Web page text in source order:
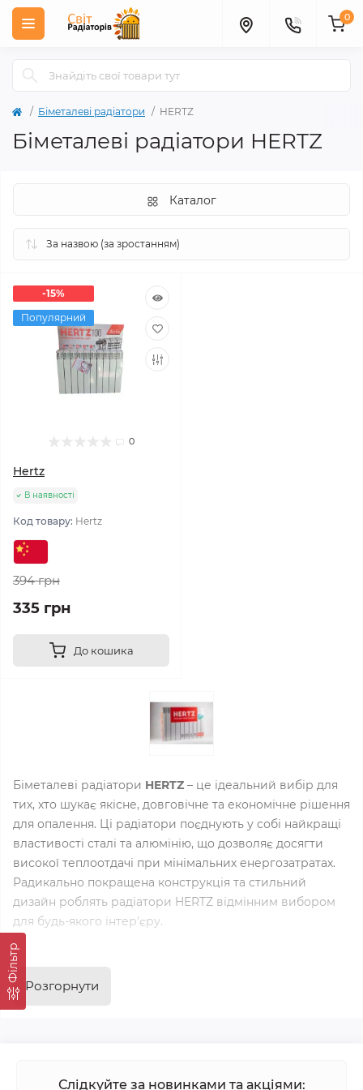
0
Біметалеві радіатори HERTZ
Біметалеві радіатори HERTZ
Фільтр
Каталог
-15%
Популярний
0
Hertz
В наявності
Код товару: Hertz
394 грн
335 грн
До кошика
Біметалеві радіатори HERTZ – це ідеальний вибір для
тих, хто шукає якісне, довговічне та економічне рішення
для опалення. Ці радіатори поєднують у собі найкращі
властивості сталі та алюмінію, що дозволяє досягти
високої теплоотдачі при мінімальних енергозатратах.
Радикально покращена конструкція та стильний
дизайн роблять радіатори HERTZ відмінним вибором
для будь-якого інтер'єру.
Переваги біметалевих
радіаторів HERTZ
Розгорнути
Слідкуйте за новинками та акціями: